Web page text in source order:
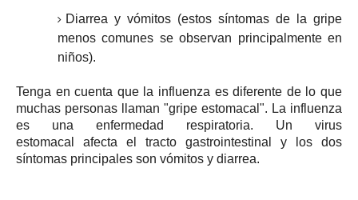
Diarrea y vómitos (estos síntomas de la gripe
menos comunes se observan principalmente en
niños).
Tenga en cuenta que la influenza es diferente de lo que
muchas personas llaman "gripe estomacal". La influenza
es una enfermedad respiratoria. Un virus
estomacal
afecta el tracto gastrointestinal y los dos
síntomas principales son vómitos y diarrea.